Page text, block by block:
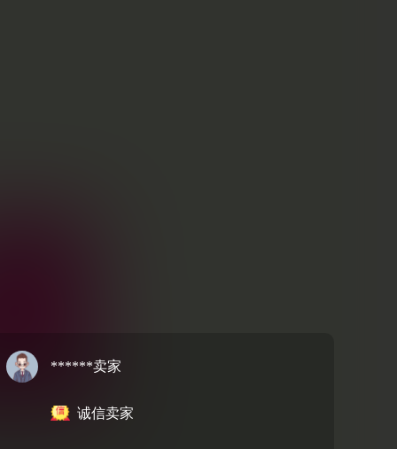
******卖家
诚信卖家